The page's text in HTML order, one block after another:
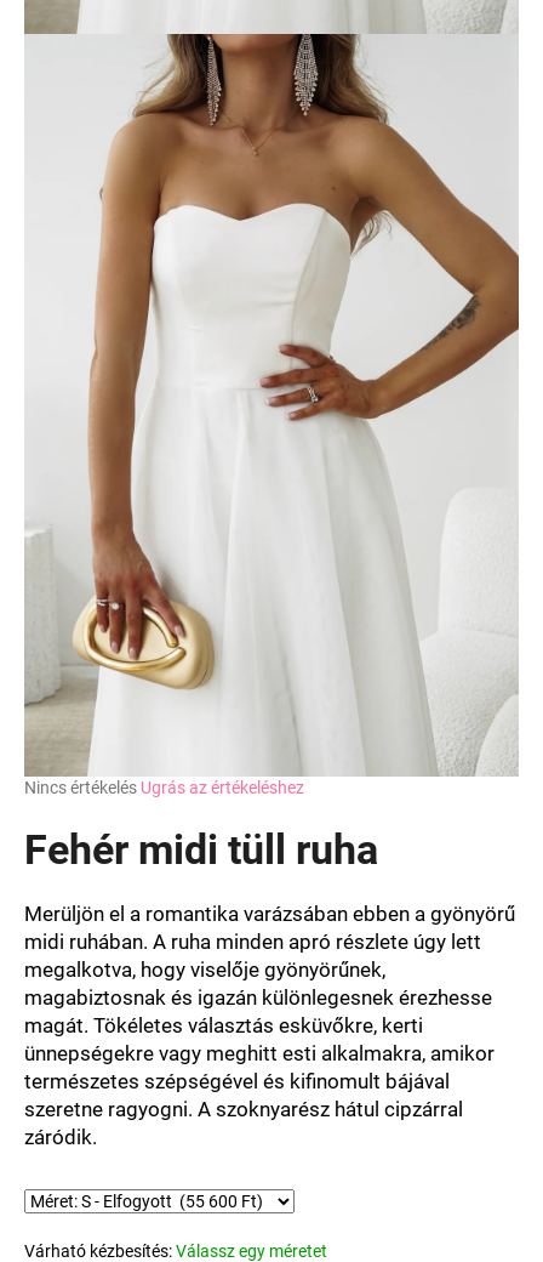
A
átlagos
értékelése
0,0
csillag.
Nincs értékelés Ugrás az értékeléshez
Fehér midi tüll ruha
Merüljön el a romantika varázsában ebben a gyönyörű
midi ruhában. A ruha minden apró részlete úgy lett
megalkotva, hogy viselője gyönyörűnek,
magabiztosnak és igazán különlegesnek érezhesse
magát. Tökéletes választás esküvőkre, kerti
ünnepségekre vagy meghitt esti alkalmakra, amikor
természetes szépségével és kifinomult bájával
szeretne ragyogni. A szoknyarész hátul cipzárral
záródik.
Várható kézbesítés:Válassz egy méretet